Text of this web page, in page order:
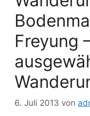
Freyung
6. Juli 2013 von